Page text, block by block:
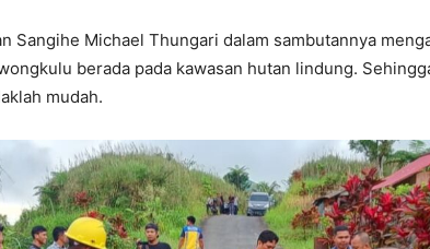
Sangihe Michael Thungari dalam sambutannya
berada pada kawasan hutan lindung.
mudah.